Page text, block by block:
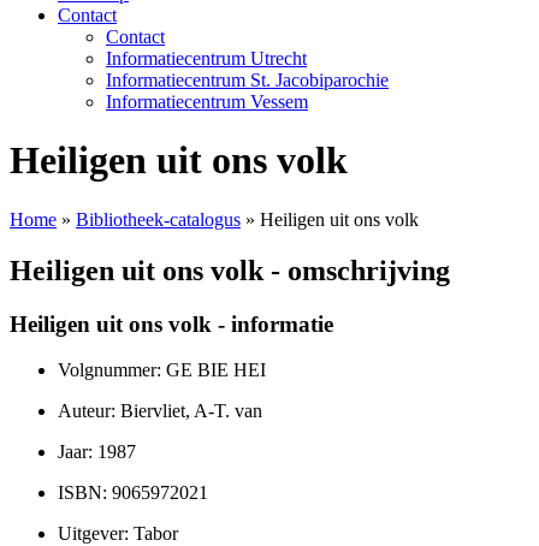
Contact
Contact
Informatiecentrum Utrecht
Informatiecentrum St. Jacobiparochie
Informatiecentrum Vessem
Heiligen uit ons volk
Home » Bibliotheek-catalogus » Heiligen uit ons volk
Heiligen uit ons volk - omschrijving
Heiligen uit ons volk - informatie
Volgnummer: GE BIE HEI
Auteur: Biervliet, A-T. van
Jaar: 1987
ISBN: 9065972021
Uitgever: Tabor